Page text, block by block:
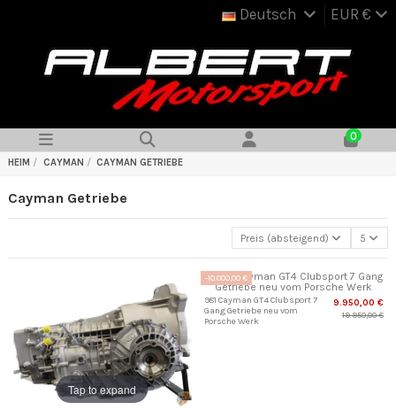
Deutsch EUR €
0
HEIM CAYMAN CAYMAN GETRIEBE
Cayman Getriebe
Preis (absteigend) 5
Tap to expand
-10.000,00 €
981 Cayman GT4 Clubsport 7
Gang Getriebe neu vom
Porsche Werk
9.950,00 €
19.950,00 €